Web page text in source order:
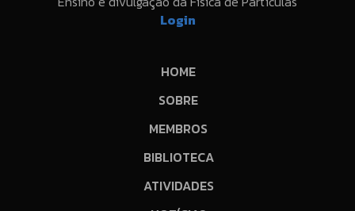
Login
HOME
SOBRE
MEMBROS
BIBLIOTECA
ATIVIDADES